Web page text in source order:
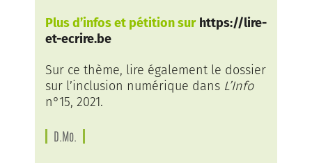
Plus d’infos et pétition sur https://lire-
et-ecrire.be
Sur ce thème, lire également le dossier
sur l’inclusion numérique dans L’Info
n°15, 2021.
D.Mo.